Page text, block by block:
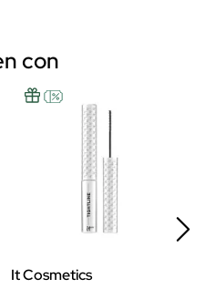
con
It Cosmetics